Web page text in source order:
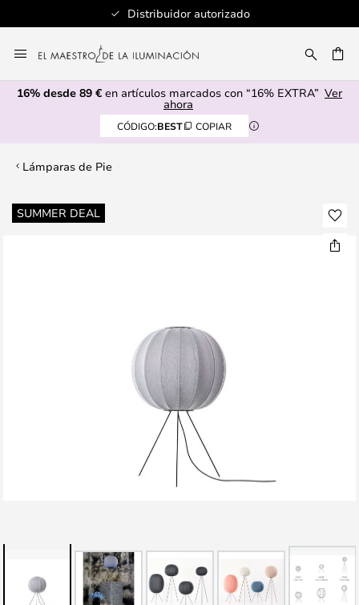
Distribuidor autorizado
al
contenido
16% desde 89 € en artículos marcados con “16% EXTRA” Ver
ahora
CÓDIGO:BEST COPIAR
Lámparas de Pie
SUMMER DEAL
Saltar
al